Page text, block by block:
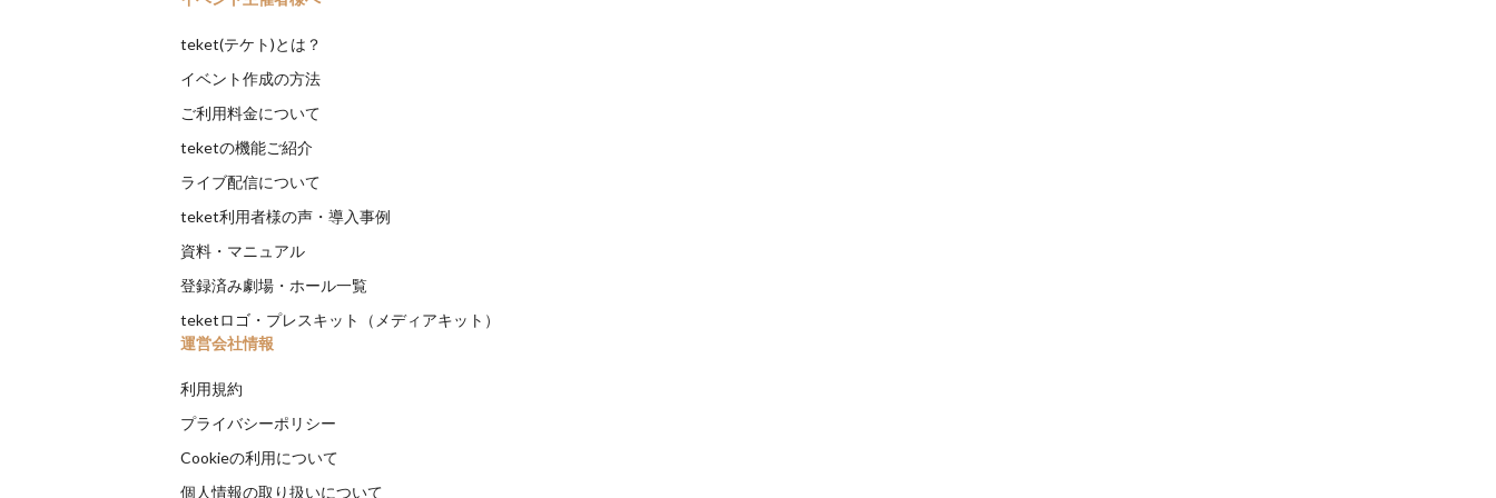
teket(テケト)とは？
イベント作成の方法
ご利用料金について
teketの機能ご紹介
ライブ配信について
teket利用者様の声・導入事例
資料・マニュアル
登録済み劇場・ホール一覧
teketロゴ・プレスキット（メディアキット）
運営会社情報
利用規約
プライバシーポリシー
Cookieの利用について
個人情報の取り扱いについて